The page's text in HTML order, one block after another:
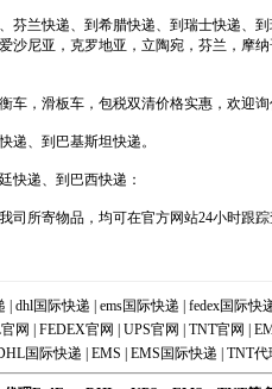
芬兰快递、到希腊快递、到瑞士快递、
沙尼亚，克罗地亚，立陶宛，芬兰，摩
车，滑板车，包税双清价格实惠，欢迎
递、到巴基斯坦快递。
快递、到巴西快递：
司所寄物品，均可在官方网站24小时跟
dhl国际快递 ems国际快递
fedex国际快
网 FEDEX官网 UPS官网 TNT官网
国际快递 EMS EMS国际快递 TNT代